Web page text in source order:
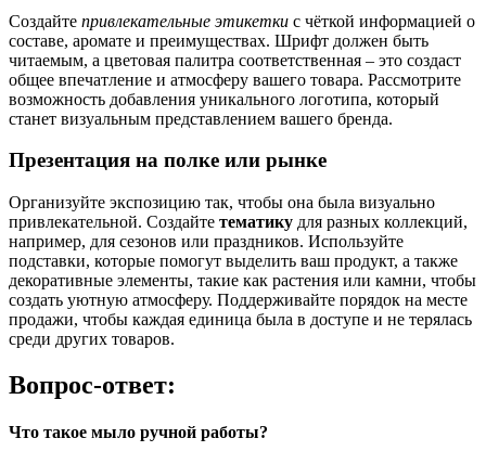
Создайте привлекательные этикетки с чёткой информацией о
составе, аромате и преимуществах. Шрифт должен быть
читаемым, а цветовая палитра соответственная – это создаст
общее впечатление и атмосферу вашего товара. Рассмотрите
возможность добавления уникального логотипа, который
станет визуальным представлением вашего бренда.
Презентация на полке или рынке
Организуйте экспозицию так, чтобы она была визуально
привлекательной. Создайте тематику для разных коллекций,
например, для сезонов или праздников. Используйте
подставки, которые помогут выделить ваш продукт, а также
декоративные элементы, такие как растения или камни, чтобы
создать уютную атмосферу. Поддерживайте порядок на месте
продажи, чтобы каждая единица была в доступе и не терялась
среди других товаров.
Вопрос-ответ:
Что такое мыло ручной работы?